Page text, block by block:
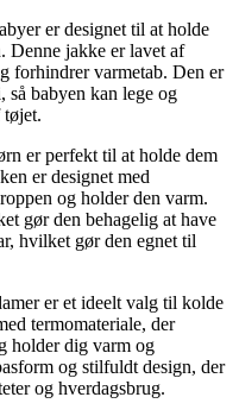
er designet til at holde
Denne jakke er lavet af
forhindrer varmetab. Den er
babyen kan lege og
er perfekt til at holde dem
er designet med
og holder den varm.
gør den behagelig at have
hvilket gør den egnet til
er et ideelt valg til kolde
termomateriale, der
holder dig varm og
og stilfuldt design, der
og hverdagsbrug.